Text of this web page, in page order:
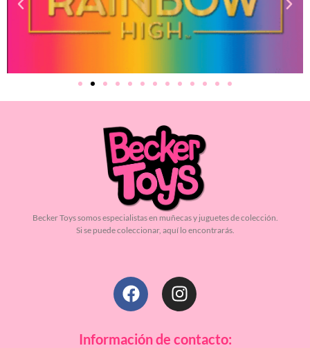
Becker Toys somos especialistas en muñecas y juguetes de colección.
Si se puede coleccionar, aquí lo encontrarás.
Información de contacto: